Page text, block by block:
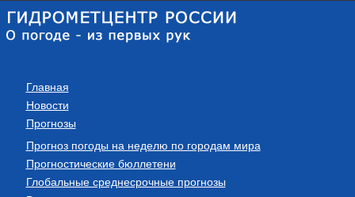
Главная
Новости
Прогнозы
Прогноз погоды на неделю по городам мира
Прогностические бюллетени
Глобальные среднесрочные прогнозы